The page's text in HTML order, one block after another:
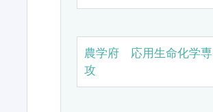
農学府 応用生命化学専
攻